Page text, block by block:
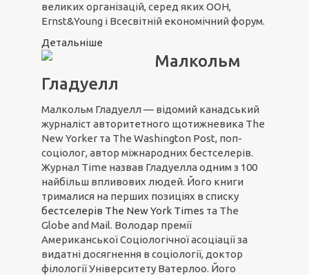
великих організацій, серед яких ООН,
Ernst&Young і Всесвітній економічний форум.
Детальніше
Малкольм
Гладуелл
Малкольм Гладуелл — відомий канадський
журналіст авторитетного щотижневика The
New Yorker та The Washington Post, поп-
соціолог, автор міжнародних бестселерів.
Журнал Time назвав Гладуелла одним з 100
найбільш впливових людей. Його книги
трималися на перших позиціях в списку
бестселерів The New York Times та The
Globe and Mail. Володар премії
Американської Соціологічної асоціації за
видатні досягнення в соціології, доктор
філології Університету Ватерлоо. Його